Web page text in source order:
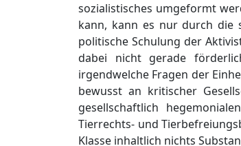
sozialistisches umgeformt
kann, kann es nur durch die
politische Schulung der
dabei nicht gerade
irgendwelche Fragen der
bewusst an kritischer
gesellschaftlich
Tierrechts- und
Klasse inhaltlich nichts